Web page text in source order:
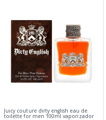
Juicy couture dirty english eau de
toilette for men 100ml vaporizador